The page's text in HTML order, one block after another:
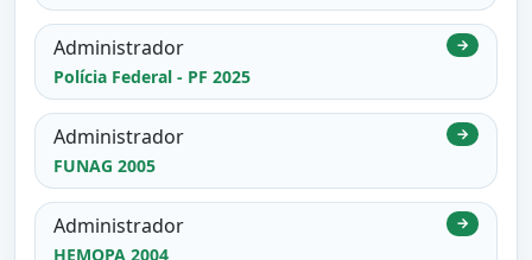
Administrador
Polícia Federal - PF 2025
→
Administrador
FUNAG 2005
→
Administrador
HEMOPA 2004
→